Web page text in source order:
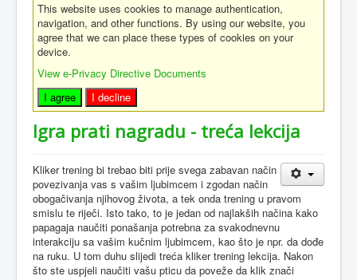
This website uses cookies to manage authentication,
navigation, and other functions. By using our website, you
agree that we can place these types of cookies on your
device.
View e-Privacy Directive Documents
I agree
I decline
Igra prati nagradu - treća lekcija
Kliker trening bi trebao biti prije svega zabavan način
povezivanja vas s vašim ljubimcem i zgodan način
obogačivanja njihovog života, a tek onda trening u pravom
smislu te riječi. Isto tako, to je jedan od najlakših načina kako
papagaja naučiti ponašanja potrebna za svakodnevnu
interakciju sa vašim kučnim ljubimcem, kao što je npr. da dođe
na ruku. U tom duhu slijedi treća kliker trening lekcija. Nakon
što ste uspjeli naučiti vašu pticu da poveže da klik znači